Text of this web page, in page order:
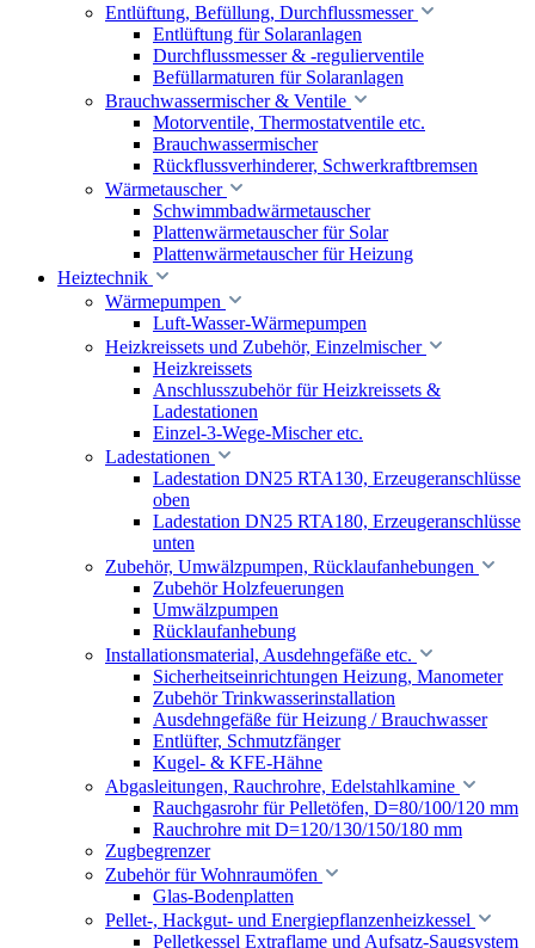
Entlüftung, Befüllung, Durchflussmesser
Entlüftung für Solaranlagen
Durchflussmesser & -regulierventile
Befüllarmaturen für Solaranlagen
Brauchwassermischer & Ventile
Motorventile, Thermostatventile etc.
Brauchwassermischer
Rückflussverhinderer, Schwerkraftbremsen
Wärmetauscher
Schwimmbadwärmetauscher
Plattenwärmetauscher für Solar
Plattenwärmetauscher für Heizung
Heiztechnik
Wärmepumpen
Luft-Wasser-Wärmepumpen
Heizkreissets und Zubehör, Einzelmischer
Heizkreissets
Anschlusszubehör für Heizkreissets &
Ladestationen
Einzel-3-Wege-Mischer etc.
Ladestationen
Ladestation DN25 RTA130, Erzeugeranschlüsse
oben
Ladestation DN25 RTA180, Erzeugeranschlüsse
unten
Zubehör, Umwälzpumpen, Rücklaufanhebungen
Zubehör Holzfeuerungen
Umwälzpumpen
Rücklaufanhebung
Installationsmaterial, Ausdehngefäße etc.
Sicherheitseinrichtungen Heizung, Manometer
Zubehör Trinkwasserinstallation
Ausdehngefäße für Heizung / Brauchwasser
Entlüfter, Schmutzfänger
Kugel- & KFE-Hähne
Abgasleitungen, Rauchrohre, Edelstahlkamine
Rauchgasrohr für Pelletöfen, D=80/100/120 mm
Rauchrohre mit D=120/130/150/180 mm
Zugbegrenzer
Zubehör für Wohnraumöfen
Glas-Bodenplatten
Pellet-, Hackgut- und Energiepflanzenheizkessel
Pelletkessel Extraflame und Aufsatz-Saugsystem